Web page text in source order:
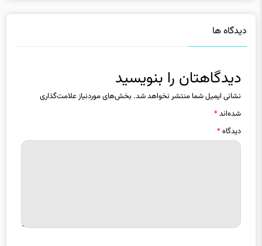
دیدگاه ها
دیدگاهتان را بنویسید
نشانی ایمیل شما منتشر نخواهد شد. بخش‌های موردنیاز علامت‌گذاری
شده‌اند*
دیدگاه*